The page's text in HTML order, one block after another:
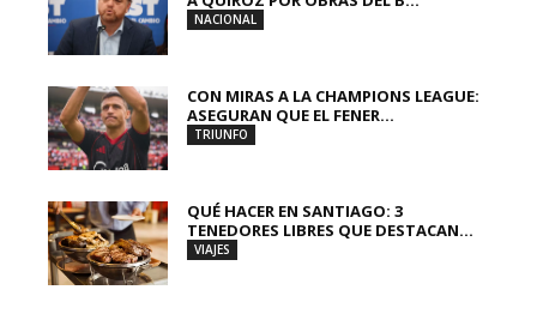
NACIONAL
CON MIRAS A LA CHAMPIONS LEAGUE:
ASEGURAN QUE EL FENER...
TRIUNFO
QUÉ HACER EN SANTIAGO: 3
TENEDORES LIBRES QUE DESTACAN...
VIAJES